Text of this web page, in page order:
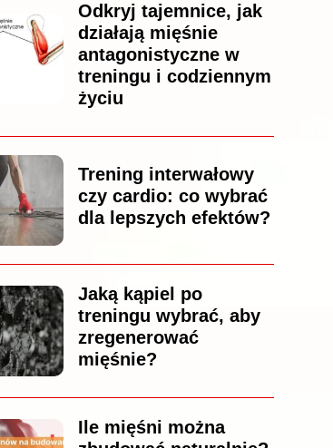
Odkryj tajemnice, jak
działają mięśnie
antagonistyczne w
treningu i codziennym
życiu
Trening interwałowy
czy cardio: co wybrać
dla lepszych efektów?
Jaką kąpiel po
treningu wybrać, aby
zregenerować
mięśnie?
Ile mięśni można